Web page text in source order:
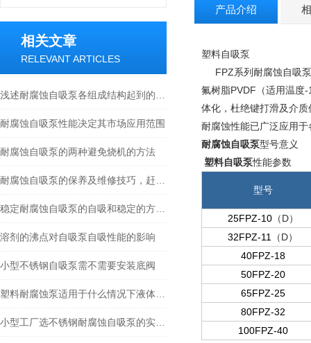
相关文章
RELEVANT ARTICLES
耐腐蚀自吸泵性能决定其市场应用范围
耐腐蚀自吸泵的两种避免烧机的方法
溶剂的沸点对自吸泵自吸性能的影响
小型不锈钢自吸泵需不需要安装底阀
产品介绍
塑料自吸泵
FPZ系列耐腐蚀自吸泵
氟树脂PVDF（适用温度
体化，杜绝键打滑及介
耐腐蚀性能已广泛应用
耐腐蚀自吸泵型号意义
塑料自吸泵性能参数
型号
25FPZ-10 （D）
32FPZ-11
（D）
40FPZ-18
50FPZ-20
65FPZ-25
80FPZ-32
100FPZ-40